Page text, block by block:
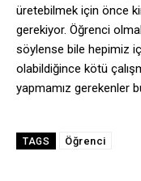
üretebilmek için önce
gerekiyor. Öğrenci
söylense bile hepimiz
olabildiğince kötü
yapmamız gerekenler
TAGS Öğrenci